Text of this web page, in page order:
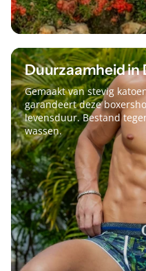
Duurzaamheid in
Gemaakt van stevig
garandeert deze
levensduur. Bestand
wassen.